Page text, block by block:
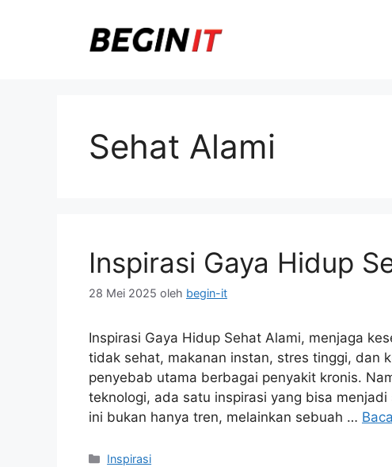
Sehat Alami
Inspirasi Gaya Hidup
28 Mei 2025 oleh begin-it
Inspirasi Gaya Hidup Sehat Alami, menjaga
tidak sehat, makanan instan, stres tinggi, dan
penyebab utama berbagai penyakit kronis.
teknologi, ada satu inspirasi yang bisa
ini bukan hanya tren, melainkan sebuah …
Kategori
Inspirasi